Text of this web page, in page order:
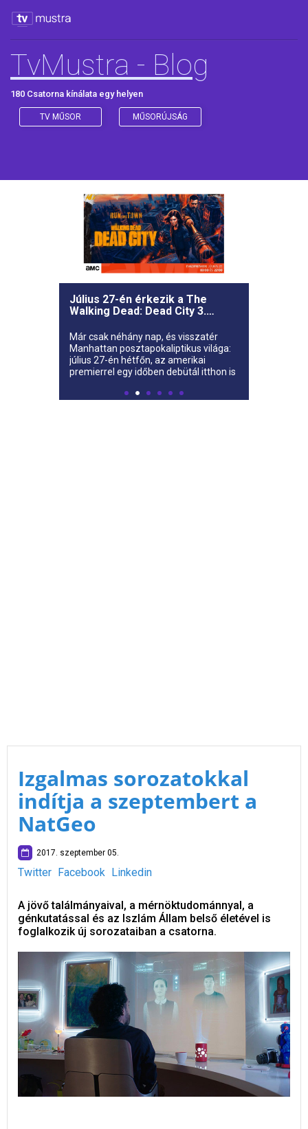
TvMustra - Blog
180 Csatorna kínálata egy helyen
TV MŰSOR MŰSORÚJSÁG
Július 27-én érkezik a The
Walking Dead: Dead City 3.
Már csak néhány nap, és visszatér
Manhattan posztapokaliptikus világa:
július 27-én hétfőn, az amerikai
premierrel egy időben debütál itthon is
City harmadik évada.
Izgalmas sorozatokkal
indítja a szeptembert a
NatGeo
2017. szeptember 05.
Twitter Facebook Linkedin
A jövő találmányaival, a mérnöktudománnyal, a
génkutatással és az Iszlám Állam belső életével is
foglalkozik új sorozataiban a csatorna.